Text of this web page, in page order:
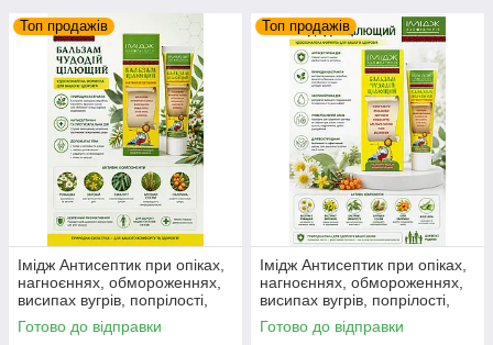
Топ продажів
Імідж Антисептик при опіках,
нагноєннях, обмороженнях,
висипах вугрів, попрілості,
пролежнях, подразненнях,
укус
Готово до відправки
Топ продажів
Імідж Антисептик при опіках,
нагноєннях, обмороженнях,
висипах вугрів, попрілості,
пролежнях, подразненнях,
укус
Готово до відправки